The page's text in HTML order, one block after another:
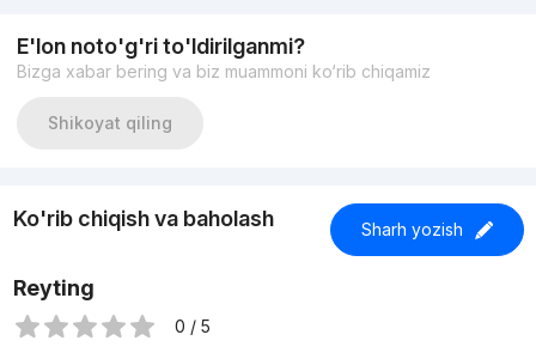
E'lon noto'g'ri to'ldirilganmi?
Bizga xabar bering va biz muammoni ko‘rib chiqamiz
Shikoyat qiling
Ko'rib chiqish va baholash Sharh yozish
Reyting
0 / 5